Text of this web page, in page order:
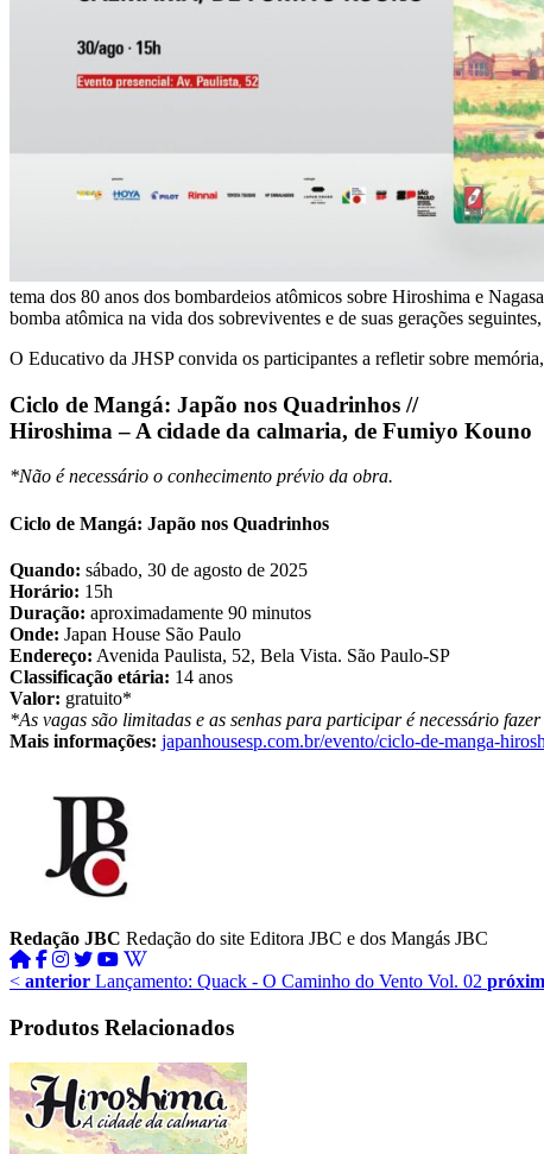
tema dos 80 anos dos bombardeios atômicos sobre Hiroshima e
bomba atômica na vida dos sobreviventes e de suas gerações
O Educativo da JHSP convida os participantes a refletir sobre
Ciclo de Mangá: Japão nos Quadrinhos //
Hiroshima – A cidade da calmaria, de Fumiyo Kouno
*Não é necessário o conhecimento prévio da obra.
Ciclo de Mangá: Japão nos Quadrinhos
Quando: sábado, 30 de agosto de 2025
Horário: 15h
Duração: aproximadamente 90 minutos
Onde: Japan House São Paulo
Endereço: Avenida Paulista, 52, Bela Vista. São Paulo-SP
Classificação etária: 14 anos
Valor: gratuito*
*As vagas são limitadas e as senhas para participar é necessário
Mais informações: japanhousesp.com.br/evento/ciclo-de-manga-
Redação JBC Redação do site Editora JBC e dos Mangás JBC
< anterior Lançamento: Quack - O Caminho do Vento Vol. 02
Produtos Relacionados